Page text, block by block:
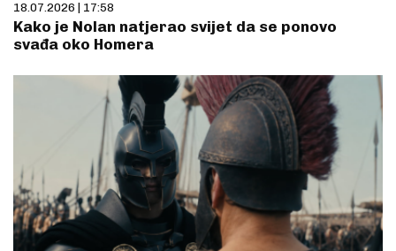
18.07.2026 | 17:58
Kako je Nolan natjerao svijet da se ponovo
svađa oko Homera